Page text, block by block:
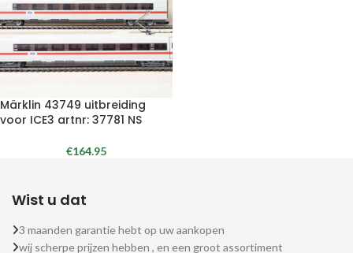
Märklin 43749 uitbreiding
voor ICE3 artnr: 37781 NS
€164.95
Wist u dat
3 maanden garantie hebt op uw aankopen
wij scherpe prijzen hebben , en een groot assortiment